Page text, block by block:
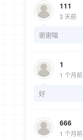
111
3 天前
谢谢喵
1
1 个月前
好
666
1 个月前